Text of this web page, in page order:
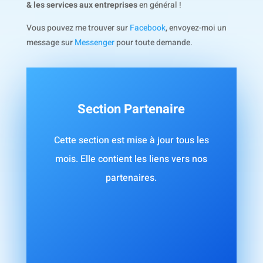
& les services aux entreprisesen général !
Vous pouvez me trouver sur Facebook, envoyez-moi un
message sur Messenger pour toute demande.
Section Partenaire
Cette section est mise à jour tous les
mois. Elle contient les liens vers nos
partenaires.